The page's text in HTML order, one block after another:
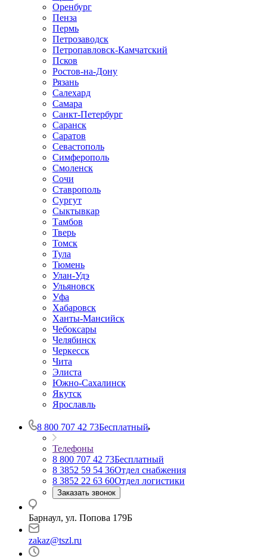
Оренбург
Пенза
Пермь
Петрозаводск
Петропавловск-Камчатский
Псков
Ростов-на-Дону
Рязань
Салехард
Самара
Санкт-Петербург
Саранск
Саратов
Севастополь
Симферополь
Смоленск
Сочи
Ставрополь
Сургут
Сыктывкар
Тамбов
Тверь
Томск
Тула
Тюмень
Улан-Удэ
Ульяновск
Уфа
Хабаровск
Ханты-Мансийск
Чебоксары
Челябинск
Черкесск
Чита
Элиста
Южно-Сахалинск
Якутск
Ярославль
8 800 707 42 73Бесплатный
Телефоны
8 800 707 42 73Бесплатный
8 3852 59 54 36Отдел снабжения
8 3852 22 63 60Отдел логистики
Заказать звонок
Барнаул, ул. Попова 179Б
zakaz@tszl.ru